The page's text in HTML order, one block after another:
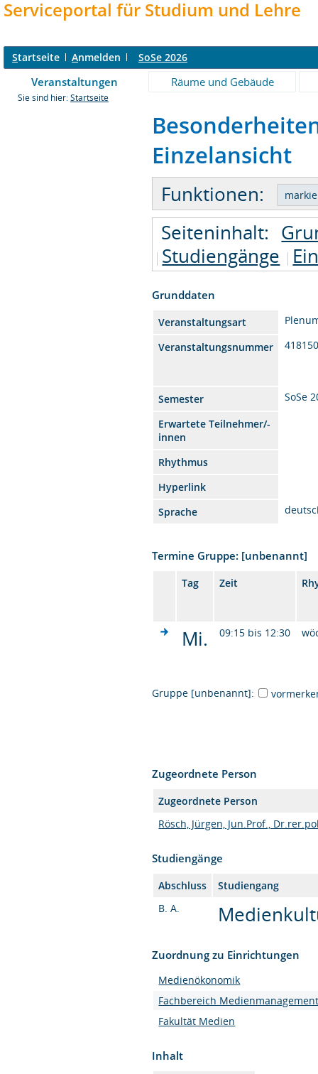
Serviceportal für Studium und Lehre
Startseite Anmelden SoSe 2026
Veranstaltungen Räume und Gebäude
Sie sind hier: Startseite
Einzelansicht
Funktionen:
Seiteninhalt:
Studiengänge
Grunddaten
Veranstaltungsart
Veranstaltungsnummer
Semester
SoSe
Erwartete Teilnehmer/-
innen
Rhythmus
Hyperlink
Sprache
Termine Gruppe: [unbenannt]
Tag Zeit
Mi. 09:15 bis 12:30
Gruppe [unbenannt]:
Zugeordnete Person
Zugeordnete Person
Rösch, Jürgen, Jun.Prof.,
Studiengänge
Abschluss
Studiengang
B. A.
Zuordnung zu Einrichtungen
Medienökonomik
Fachbereich
Fakultät Medien
Inhalt